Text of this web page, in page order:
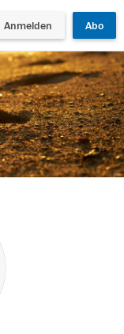
Anmelden Abo